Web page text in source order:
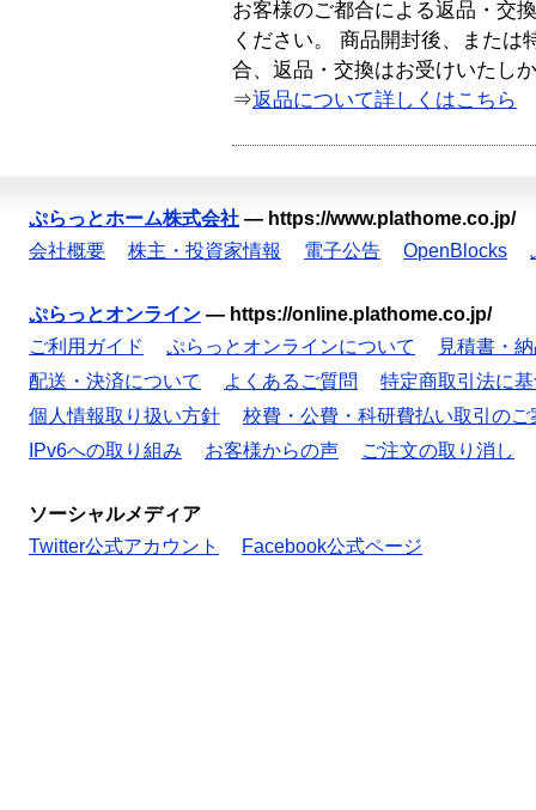
お客様のご都合による返品・交
ください。 商品開封後、または
合、返品・交換はお受けいたし
⇒返品について詳しくはこちら
ぷらっとホーム株式会社 — https://www.plathome.co.jp/
会社概要
株主・投資家情報 電子公告 OpenBlocks
ぷらっとオンライン — https://online.plathome.co.jp/
ご利用ガイド
ぷらっとオンラインについて
見積書・
配送・決済について
よくあるご質問
特定商取引法に
個人情報取り扱い方針
校費・公費・科研費払い取引のご
IPv6への取り組み
お客様からの声 ご注文の取り消し
ソーシャルメディア
Twitter公式アカウント
Facebook公式ページ